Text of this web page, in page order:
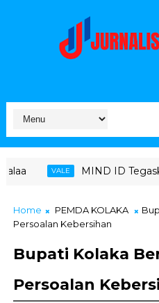
ID Tegaskan Dukungan
Home PEMDA KOLAKA
Persoalan Kebersihan
Bupati Kolaka
Persoalan